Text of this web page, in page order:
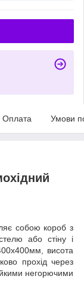
Оплата Умови
собою короб з
або стіну і
висота
прохід через
негорючими